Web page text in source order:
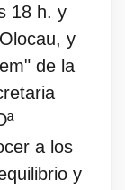
18 h. y
y
de la
a los
y